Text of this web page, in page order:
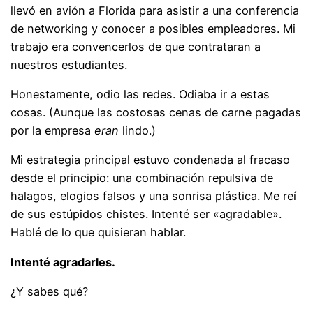
llevó en avión a Florida para asistir a una conferencia
de networking y conocer a posibles empleadores. Mi
trabajo era convencerlos de que contrataran a
nuestros estudiantes.
Honestamente, odio las redes. Odiaba ir a estas
cosas. (Aunque las costosas cenas de carne pagadas
por la empresaeran lindo.)
Mi estrategia principal estuvo condenada al fracaso
desde el principio: una combinación repulsiva de
halagos, elogios falsos y una sonrisa plástica. Me reí
de sus estúpidos chistes. Intenté ser «agradable».
Hablé de lo que quisieran hablar.
Intenté agradarles.
¿Y sabes qué?